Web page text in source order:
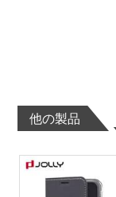
他の製品